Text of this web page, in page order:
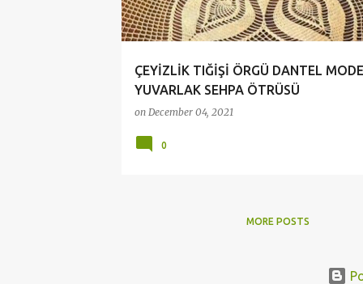
ÇEYİZLİK TIĞİŞİ ÖRGÜ DANTEL
YUVARLAK SEHPA ÖTRÜSÜ
on December 04, 2021
0
MORE POSTS